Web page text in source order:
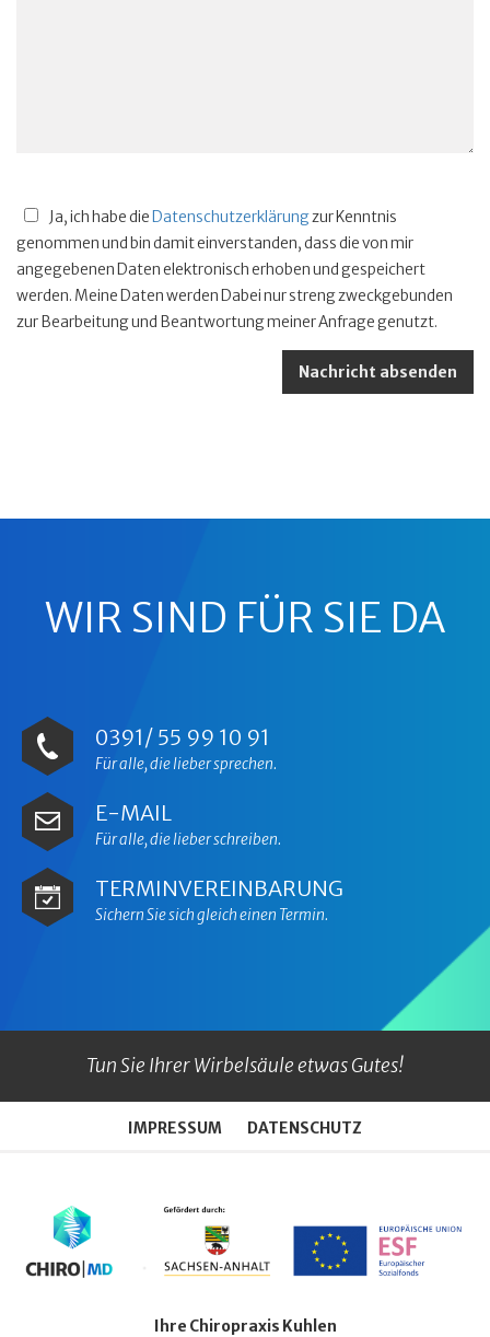
Ja, ich habe die Datenschutzerklärungzur Kenntnis
genommen und bin damit einverstanden, dass die von mir
angegebenen Daten elektronisch erhoben und gespeichert
werden. Meine Daten werden Dabei nur streng zweckgebunden
zur Bearbeitung und Beantwortung meiner Anfrage genutzt.
WIR SIND FÜR SIE DA
0391/ 55 99 10 91
Für alle, die lieber sprechen.
E-MAIL
Für alle, die lieber schreiben.
TERMINVEREINBARUNG
Sichern Sie sich gleich einen Termin.
Tun Sie Ihrer Wirbelsäule etwas Gutes!
IMPRESSUM DATENSCHUTZ
Ihre Chiropraxis Kuhlen